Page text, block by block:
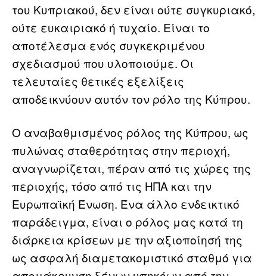
του Κυπριακού, δεν είναι ούτε συγκυριακό,
ούτε ευκαιριακό ή τυχαίο. Είναι το
αποτέλεσμα ενός συγκεκριμένου
σχεδιασμού που υλοποιούμε. Οι
τελευταίες θετικές εξελίξεις
αποδεικνύουν αυτόν τον ρόλο της Κύπρου.
Ο αναβαθμισμένος ρόλος της Κύπρου, ως
πυλώνας σταθερότητας στην περιοχή,
αναγνωρίζεται, πέραν από τις χώρες της
περιοχής, τόσο από τις ΗΠΑ και την
Ευρωπαϊκή Ένωση. Ένα άλλο ενδεικτικό
παράδειγμα, είναι ο ρόλος μας κατά τη
διάρκεια κρίσεων με την αξιοποίησή της
ως ασφαλή διαμετακομιστικό σταθμό για